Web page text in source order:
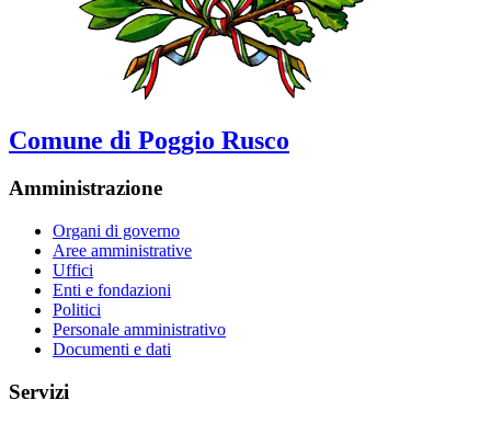
Comune di Poggio Rusco
Amministrazione
Organi di governo
Aree amministrative
Uffici
Enti e fondazioni
Politici
Personale amministrativo
Documenti e dati
Servizi